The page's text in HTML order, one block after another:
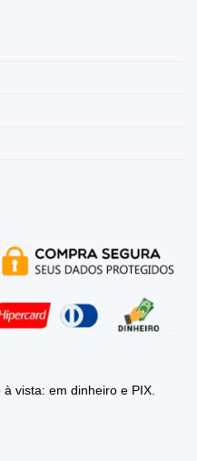
vista: em dinheiro e PIX.